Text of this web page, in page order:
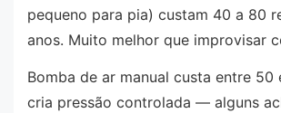
pequeno para pia) custam 40 a 80
anos. Muito melhor que improvisar
Bomba de ar manual custa entre 50
cria pressão controlada — alguns